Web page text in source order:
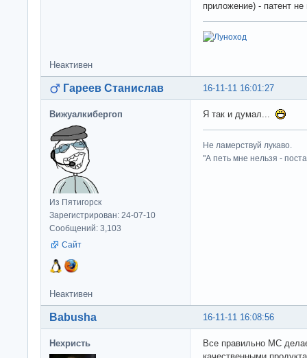
приложение) - патент
Неактивен
16-11-11 16:01:27
Гареев Станислав
Вижуалкибергоп
Из Пятигорск
Зарегистрирован: 24-07-10
Сообщений: 3,103
Сайт
Я так и думал...
Не ламерствуй лукаво.
"А петь мне нельзя -
Неактивен
16-11-11 16:08:56
Babusha
Нехристь
Все правильно МС